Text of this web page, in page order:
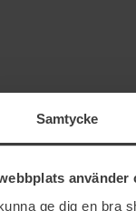
Samtycke
använder
ge dig en bra